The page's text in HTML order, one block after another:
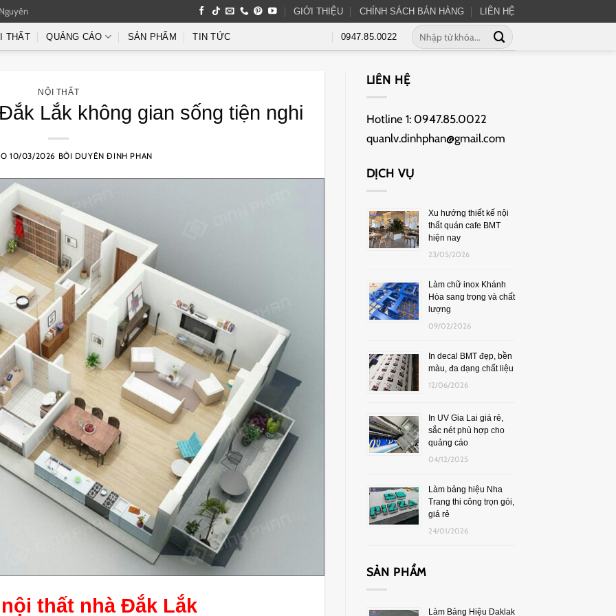
GIỚI THIỆU CHÍNH SÁCH BÁN HÀNG LIÊN HỆ
THẤT QUẢNG CÁO SẢN PHẨM TIN TỨC 0947.85.0022
NỘI THẤT
Lắk không gian sống tiện nghi
10/03/2026 BỞI DUYÊN ĐINH PHAN
thất nhà Đắk Lắk
LIÊN HỆ
Hotline 1: 0947.85.0022
quanlv.dinhphan@gmail.com
DỊCH VỤ
Xu hướng thiết kế nội
thất quán cafe BMT
hiện nay
23/05/2026
Làm chữ inox Khánh
Hòa sang trọng và chất
lượng
09/02/2026
In decal BMT đẹp, bền
màu, đa dạng chất liệu
12/06/2026
In UV Gia Lai giá rẻ,
sắc nét phù hợp cho
quảng cáo
04/12/2025
Làm bảng hiệu Nha
Trang thi công trọn gói,
giá rẻ
24/01/2026
SẢN PHẨM
Làm Bảng Hiệu Daklak